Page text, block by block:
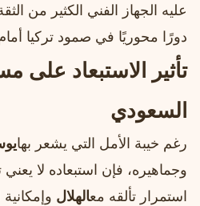
عليه الجهاز الفني الكثير من
دورًا محوريًا في صمود تركيا
تأثير الاستبعاد على
السعودي
رغم خيبة الأمل التي يشعر بها
وجماهيره، فإن استبعاده لا
استمرار تألقه معالهلال وإمكانية